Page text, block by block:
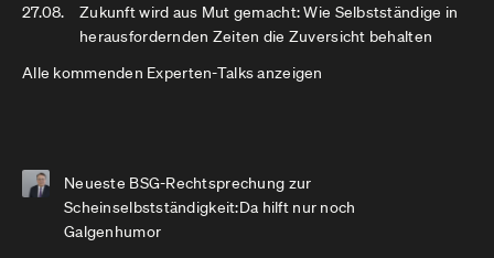
27.08.
Zukunft wird aus Mut gemacht: Wie Selbstständige in
herausfordernden Zeiten die Zuversicht behalten
Alle kommenden Experten-Talks anzeigen
Neueste BSG-Rechtsprechung zur
Scheinselbstständigkeit:Da hilft nur noch
Galgenhumor